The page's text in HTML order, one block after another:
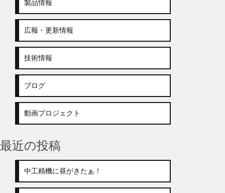
製品情報
広報・更新情報
技術情報
ブログ
動画プロジェクト
最近の投稿
中工精機に昼がきたぁ！